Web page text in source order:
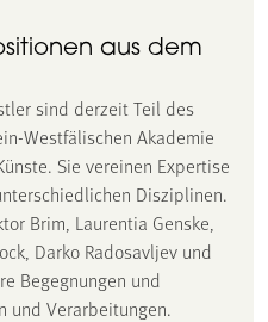
aus dem
sind derzeit Teil des
Westfälischen Akademie
Sie vereinen Expertise
Disziplinen.
Brim, Laurentia Genske,
Darko Radosavljev und
Begegnungen und
und Verarbeitungen.